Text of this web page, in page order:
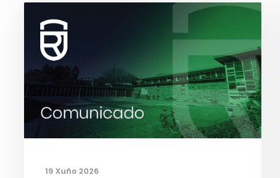
19 Xuño 2026